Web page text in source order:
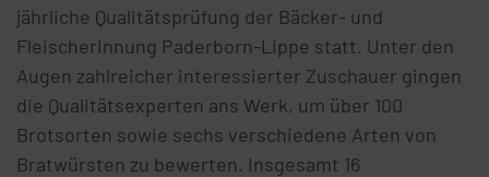
jährliche Qualitätsprüfung der Bäcker- und
Fleischerinnung Paderborn-Lippe statt. Unter den
Augen zahlreicher interessierter Zuschauer gingen
die Qualitätsexperten ans Werk, um über 100
Brotsorten sowie sechs verschiedene Arten von
Bratwürsten zu bewerten. Insgesamt 16